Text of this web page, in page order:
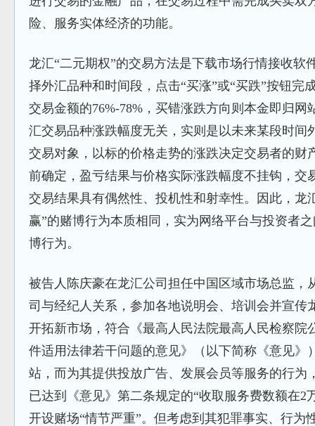
险、服务实体经济的功能。
龙汇“二元期权”的交易方法是下载市场行情接收软
择外汇品种和时间段，点击“买涨”或“买跌”按钮完
交易金额的76%-78%，买错涨跌方向则本金即归
汇交易品种涨跌幅度无关，实则是以未来某段时间
交易对象，以标的价格走势的涨跌决定交易者的财
前确定，盈亏结果与价格实际涨跌幅度不挂钩，交
交易结果具有偶然性、投机性和射幸性。因此，龙
赢”的赌博行为本质相同，实为网络平台与投资者
博行为。
被告人陈庆豪在龙汇公司担任中国区域市场总监，
司与经纪人关系，参加各地说明会、培训会并宣传
开拓新市场，符合《最高人民法院最高人民检察院
件适用法律若干问题的意见》（以下简称《意见》
站，而为其提供投放广告、发展会员等服务的行为
已达到《意见》第二条规定的“收取服务费数额在2
开设赌场“情节严重”。但考虑到其犯罪事实、行为